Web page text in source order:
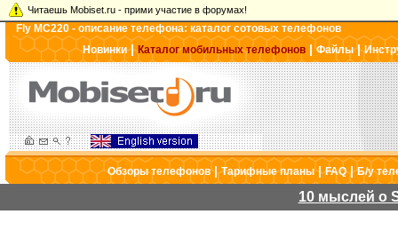
Читаешь Mobiset.ru - прими участие в форумах!
Fly MC220 - описание телефона: каталог сотовых телефонов
Новинки|Каталог мобильных телефонов |Файлы|
Обзоры телефонов|Тарифные планы|FAQ|Б/у
10 мыслей о